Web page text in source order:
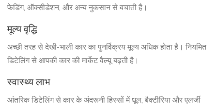
फेडिंग, ऑक्सीडेशन, और अन्य नुकसान से बचाती है।
मूल्य वृद्धि
अच्छी तरह से देखी-भाली कार का पुनर्विक्रय मूल्य अधिक होता है। नियमित
डिटेलिंग से आपकी कार की मार्केट वैल्यू बढ़ती है।
स्वास्थ्य लाभ
आंतरिक डिटेलिंग से कार के अंदरूनी हिस्सों में धूल, बैक्टीरिया और एलर्जी